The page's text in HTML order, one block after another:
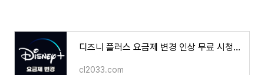
디즈니 플러스 요금제 변경 인상 무료 시청 방법
cl2033.com